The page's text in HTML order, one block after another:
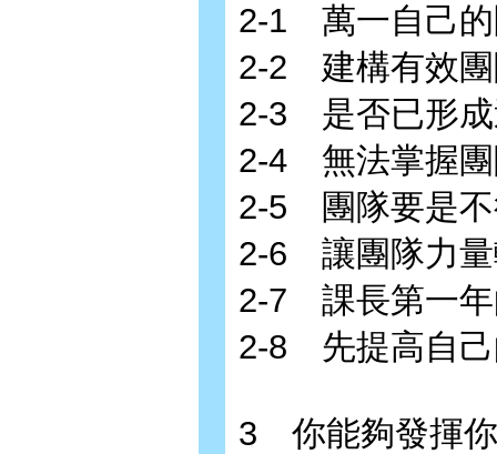
2-1 萬一自己的
2-2 建構有效團
2-3 是否已形成
2-4 無法掌握團
2-5 團隊要是不
2-6 讓團隊力量
2-7 課長第一年
2-8 先提高自己
3 你能夠發揮